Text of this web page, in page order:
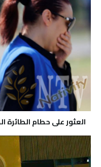
العثور على حطام الطائرة